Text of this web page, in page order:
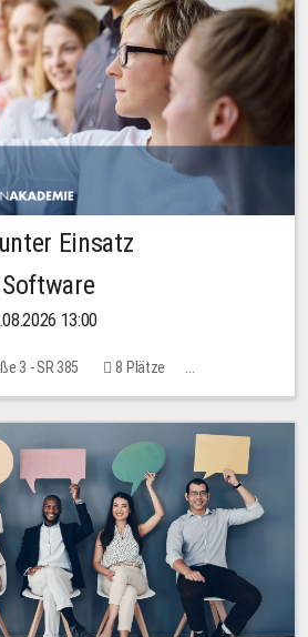
Einsatz
13:00
3 - SR 385
8 Plätze